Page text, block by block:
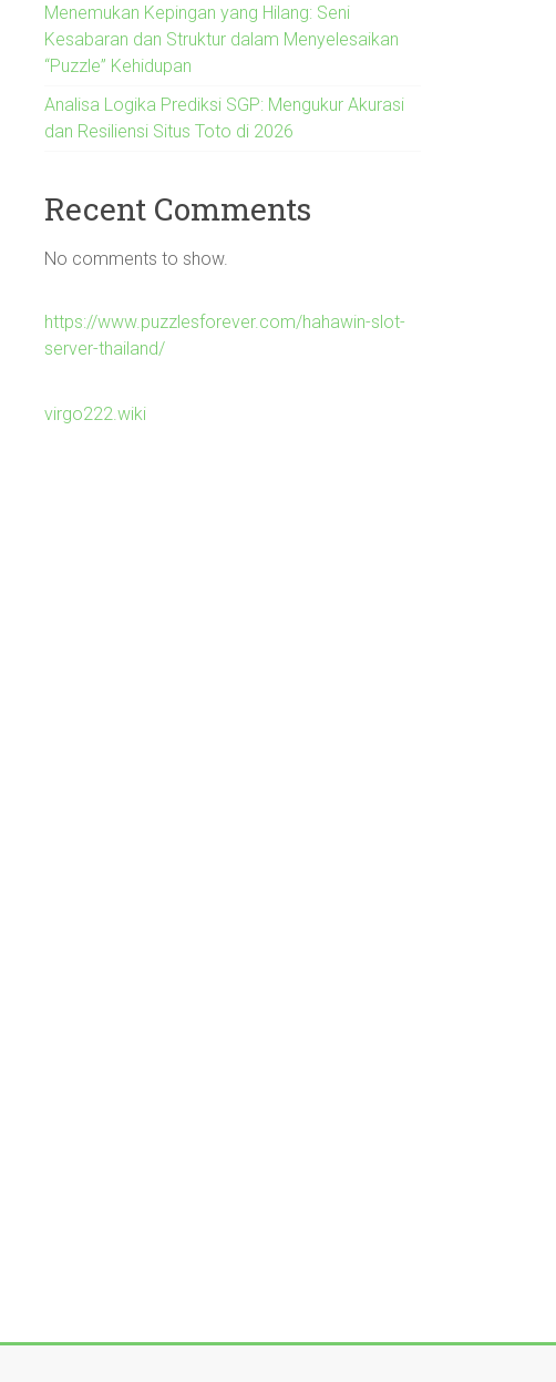
Menemukan Kepingan yang Hilang: Seni
Kesabaran dan Struktur dalam Menyelesaikan
“Puzzle” Kehidupan
Analisa Logika Prediksi SGP: Mengukur Akurasi
dan Resiliensi Situs Toto di 2026
Recent Comments
No comments to show.
https://www.puzzlesforever.com/hahawin-slot-
server-thailand/
virgo222.wiki